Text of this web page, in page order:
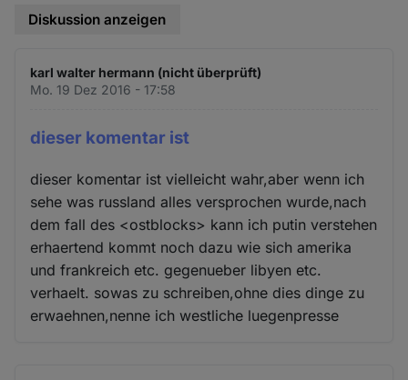
Diskussion anzeigen
karl walter hermann (nicht überprüft)
Mo. 19 Dez 2016 - 17:58
dieser komentar ist
dieser komentar ist vielleicht wahr,aber wenn ich
sehe was russland alles versprochen wurde,nach
dem fall des <ostblocks> kann ich putin verstehen
erhaertend kommt noch dazu wie sich amerika
und frankreich etc. gegenueber libyen etc.
verhaelt. sowas zu schreiben,ohne dies dinge zu
erwaehnen,nenne ich westliche luegenpresse